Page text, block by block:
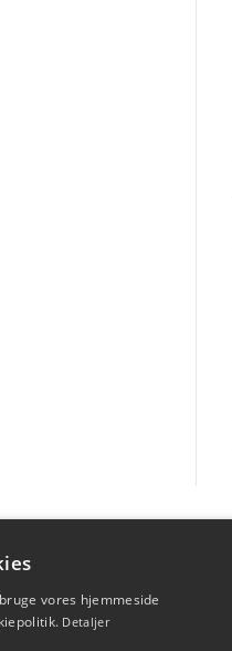
vores hjemmeside
Detaljer